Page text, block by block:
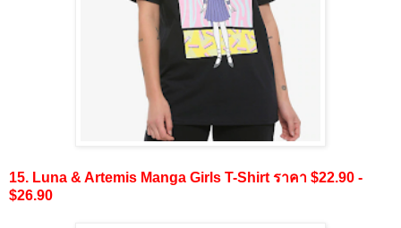
15. Luna & Artemis Manga Girls T-Shirt ราคา $22.90 -
$26.90